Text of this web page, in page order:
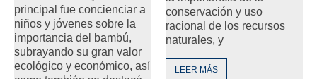
principal fue concienciar a
niños y jóvenes sobre la
importancia del bambú,
subrayando su gran valor
ecológico y económico, así
conservación y uso
racional de los recursos
naturales, y
LEER MÁS